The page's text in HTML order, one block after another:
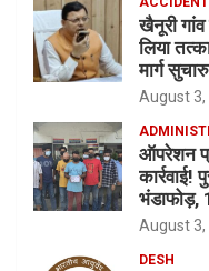
खैनूरी
लिया
मार्ग
August 3,
ऑपरेशन
भंडाफोड़,
August 3,
DESH